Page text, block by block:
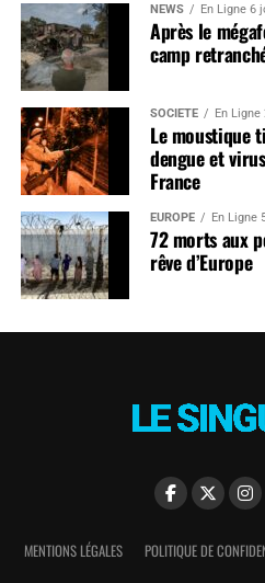
NEWS En Ligne 6
Après le
camp
SOCIÉTÉ En Ligne
Le moustique
dengue et
France
EUROPE En Ligne
72 morts aux
rêve d’Europe
MENTIONS LÉGALES POLITIQUE DE